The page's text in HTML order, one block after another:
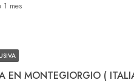
1 mes
EN MONTEGIORGIO (